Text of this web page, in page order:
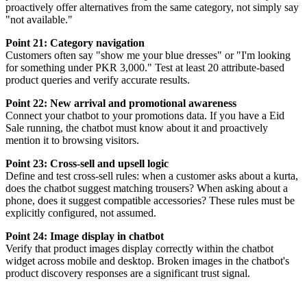
proactively offer alternatives from the same category, not simply say
"not available."
Point 21: Category navigation
Customers often say "show me your blue dresses" or "I'm looking
for something under PKR 3,000." Test at least 20 attribute-based
product queries and verify accurate results.
Point 22: New arrival and promotional awareness
Connect your chatbot to your promotions data. If you have a Eid
Sale running, the chatbot must know about it and proactively
mention it to browsing visitors.
Point 23: Cross-sell and upsell logic
Define and test cross-sell rules: when a customer asks about a kurta,
does the chatbot suggest matching trousers? When asking about a
phone, does it suggest compatible accessories? These rules must be
explicitly configured, not assumed.
Point 24: Image display in chatbot
Verify that product images display correctly within the chatbot
widget across mobile and desktop. Broken images in the chatbot's
product discovery responses are a significant trust signal.